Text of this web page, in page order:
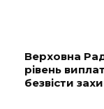
Верховна
рівень
безвісти